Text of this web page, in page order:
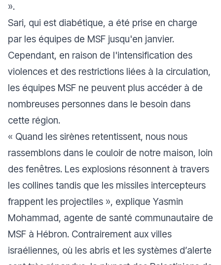
».
Sari, qui est diabétique, a été prise en charge
par les équipes de MSF jusqu'en janvier.
Cependant, en raison de l'intensification des
violences et des restrictions liées à la circulation,
les équipes MSF ne peuvent plus accéder à de
nombreuses personnes dans le besoin dans
cette région.
« Quand les sirènes retentissent, nous nous
rassemblons dans le couloir de notre maison, loin
des fenêtres. Les explosions résonnent à travers
les collines tandis que les missiles intercepteurs
frappent les projectiles », explique Yasmin
Mohammad, agente de santé communautaire de
MSF à Hébron. Contrairement aux villes
israéliennes, où les abris et les systèmes d’alerte